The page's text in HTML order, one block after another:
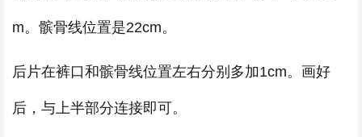
m。髌骨线位置是22cm。
后片在裤口和髌骨线位置左右分别多加1cm。画好
后，与上半部分连接即可。